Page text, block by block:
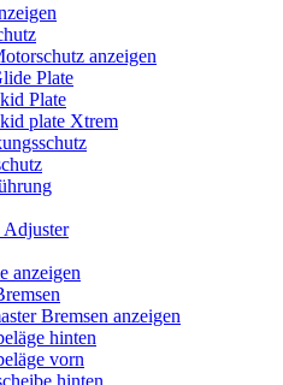
anzeigen
Plate
Plate
plate Xtrem
Adjuster
anzeigen
Bremsen anzeigen
hinten
vorn
hinten